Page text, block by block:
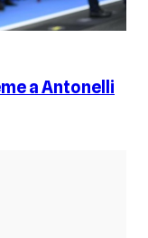
a Antonelli